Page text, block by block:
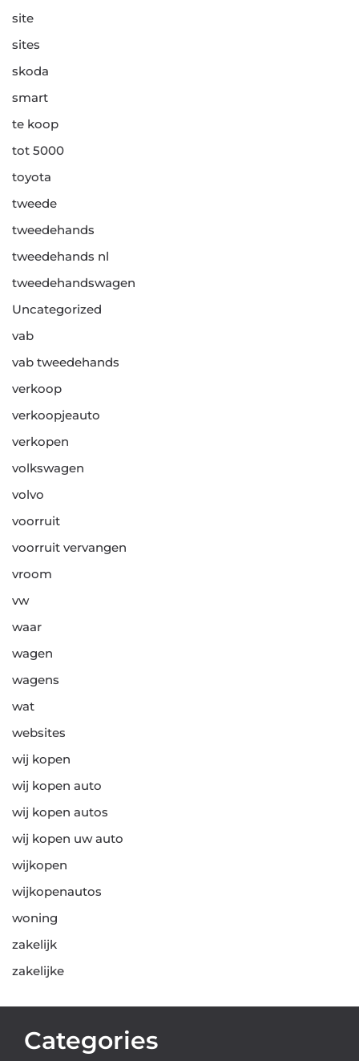
site
sites
skoda
smart
te koop
tot 5000
toyota
tweede
tweedehands
tweedehands nl
tweedehandswagen
Uncategorized
vab
vab tweedehands
verkoop
verkoopjeauto
verkopen
volkswagen
volvo
voorruit
voorruit vervangen
vroom
vw
waar
wagen
wagens
wat
websites
wij kopen
wij kopen auto
wij kopen autos
wij kopen uw auto
wijkopen
wijkopenautos
woning
zakelijk
zakelijke
Categories